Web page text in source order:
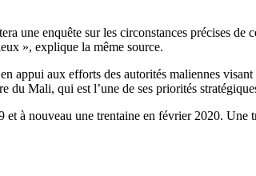
enquête sur les circonstances précises de
», explique la même source.
appui aux efforts des autorités maliennes
du Mali, qui est l’une de ses priorités
à nouveau une trentaine en février 2020. Une